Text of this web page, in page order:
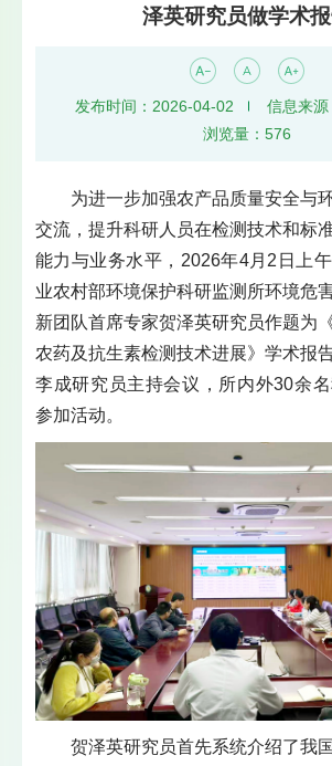
泽英研究员做学术
发布时间：2026-04-02
信息来
浏览量： 576
为进一步加强农产品质量安全与
交流，提升科研人员在检测技术和标
能力与业务水平，2026年4月2日上
业农村部环境保护科研监测所环境危
新团队首席专家贺泽英研究员作题为
农药及抗生素检测技术进展》学术报
李成研究员主持会议，所内外30余
参加活动。
贺泽英研究员首先系统介绍了我